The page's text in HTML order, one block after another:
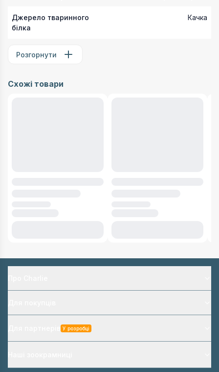
Джерело тваринного
білка
Качка
Розгорнути
Схожі товари
У розробці